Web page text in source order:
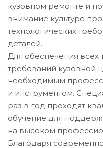
кузовном ремонте и
внимание культуре
технологических
деталей.
Для обеспечения всех
требований кузовной
необходимым
и инструментом.
раз в год проходят
обучение для
на высоком
Благодаря